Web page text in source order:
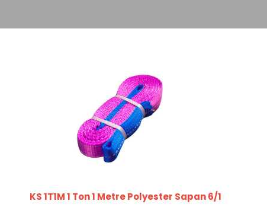
KS 1T1M 1 Ton 1 Metre Polyester Sapan 6/1